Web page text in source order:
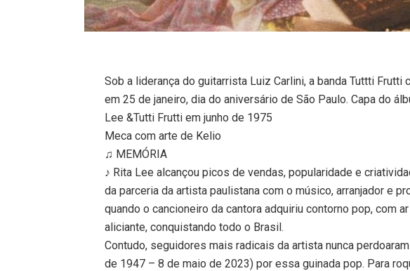
Sob a liderança do guitarrista Luiz Carlini, a banda Tuttti
em 25 de janeiro, dia do aniversário de São Paulo. Capa do
Lee &Tutti Frutti em junho de 1975
Meca com arte de Kelio
♫ MEMÓRIA
♪ Rita Lee alcançou picos de vendas, popularidade e
da parceria da artista paulistana com o músico, arranjador e
quando o cancioneiro da cantora adquiriu contorno pop, com
aliciante, conquistando todo o Brasil.
Contudo, seguidores mais radicais da artista nunca
de 1947 – 8 de maio de 2023) por essa guinada pop. Para